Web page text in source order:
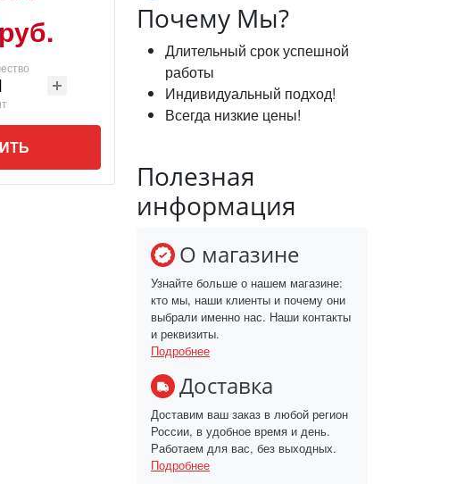
Почему Мы?
Длительный срок успешной
работы
Индивидуальный подход!
Всегда низкие цены!
Полезная
информация
О магазине
Узнайте больше о нашем магазине:
кто мы, наши клиенты и почему они
выбрали именно нас. Наши контакты
и реквизиты.
Подробнее
Доставка
Доставим ваш заказ в любой регион
России, в удобное время и день.
Работаем для вас, без выходных.
Подробнее